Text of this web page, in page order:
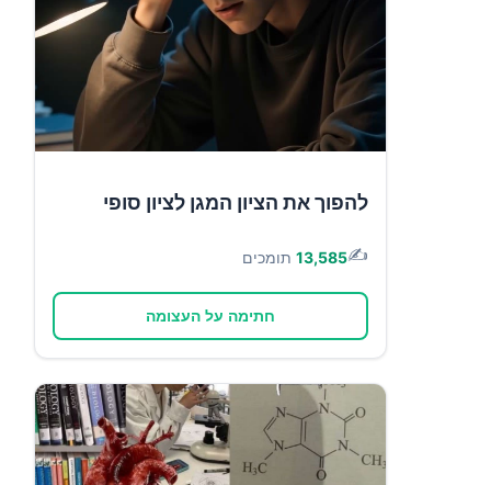
להפוך את הציון המגן לציון סופי
✍️
13,585 תומכים
חתימה על העצומה